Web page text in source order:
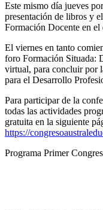
Este mismo día jueves
presentación de libros y
Formación Docente en
El viernes en tanto
foro Formación Situada:
virtual, para concluir por
para el Desarrollo
Para participar de la
todas las actividades
gratuita en la siguiente
https://
Programa Primer